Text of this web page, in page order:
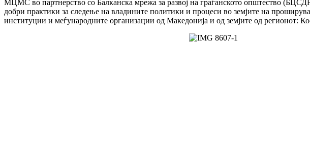
МЦМС во партнерство со Балканска мрежа за развој на граѓанското општество
добри практики за следење на владините политики и процеси во земјите на
институции и меѓународните организации од Македонија и од земјите од регионот: